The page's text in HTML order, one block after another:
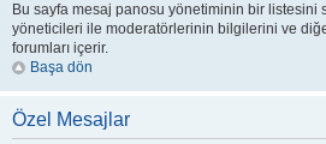
Bu sayfa mesaj panosu yönetiminin bir listesini
yöneticileri ile moderatörlerinin bilgilerini ve
forumları içerir.
Başa dön
Özel Mesajlar